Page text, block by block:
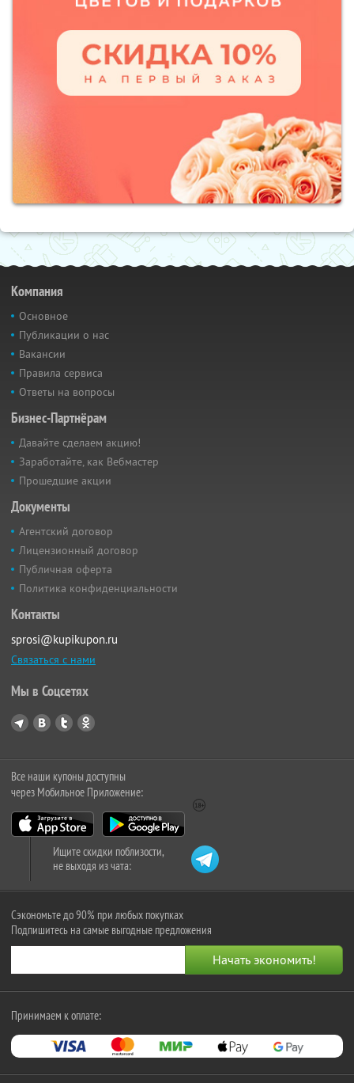
Компания
Основное
Публикации о нас
Вакансии
Правила сервиса
Ответы на вопросы
Бизнес-Партнёрам
Давайте сделаем акцию!
Заработайте, как Вебмастер
Прошедшие акции
Документы
Агентский договор
Лицензионный договор
Публичная оферта
Политика конфиденциальности
Контакты
sprosi@kupikupon.ru
Связаться с нами
Мы в Соцсетях
Все наши купоны доступны
через Мобильное Приложение:
Ищите скидки поблизости,
не выходя из чата:
Сэкономьте до 90% при любых покупках
Подпишитесь на самые выгодные предложения
Принимаем к оплате: